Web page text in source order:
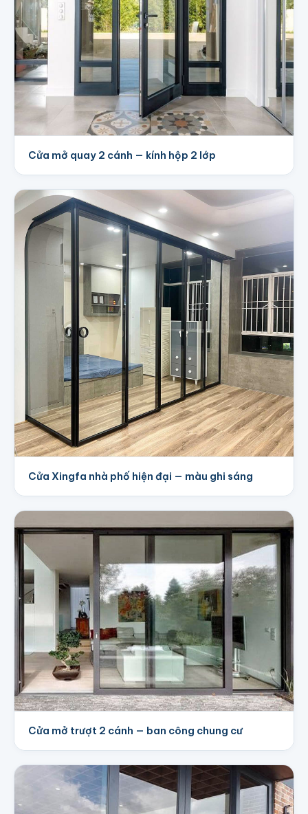
Cửa mở quay 2 cánh — kính hộp 2 lớp
Cửa Xingfa nhà phố hiện đại — màu ghi sáng
Cửa mở trượt 2 cánh — ban công chung cư